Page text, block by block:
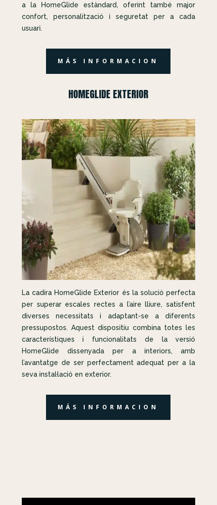
a la HomeGlide estàndard, oferint també major
confort, personalització i seguretat per a cada
usuari.
MÁS INFORMACION
HOMEGLIDE EXTERIOR
La cadira HomeGlide Exterior és la solució perfecta
per superar escales rectes a l’aire lliure, satisfent
diverses necessitats i adaptant-se a diferents
pressupostos. Aquest dispositiu combina totes les
característiques i funcionalitats de la versió
HomeGlide dissenyada per a interiors, amb
l’avantatge de ser perfectament adequat per a la
seva instal·lació en exterior.
MÁS INFORMACION